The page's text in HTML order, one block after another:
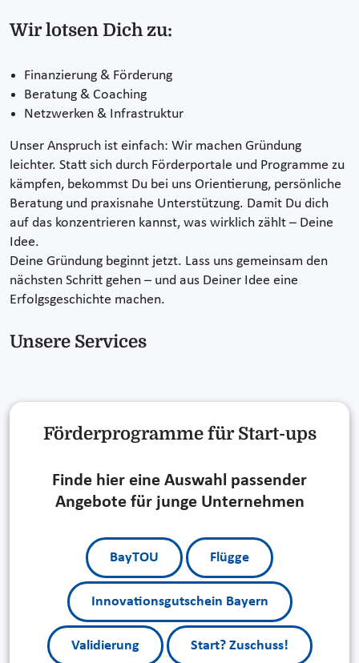
Wir lotsen Dich zu:
Finanzierung & Förderung
Beratung & Coaching
Netzwerken & Infrastruktur
Unser Anspruch ist einfach: Wir machen Gründung
leichter. Statt sich durch Förderportale und Programme zu
kämpfen, bekommst Du bei uns Orientierung, persönliche
Beratung und praxisnahe Unterstützung. Damit Du dich
auf das konzentrieren kannst, was wirklich zählt – Deine
Idee.
Deine Gründung beginnt jetzt. Lass uns gemeinsam den
nächsten Schritt gehen – und aus Deiner Idee eine
Erfolgsgeschichte machen.
Unsere Services
Förderprogramme für Start-ups
Finde hier eine Auswahl passender
Angebote für junge Unternehmen
BayTOU Flügge
Innovationsgutschein Bayern
Validierung Start? Zuschuss!